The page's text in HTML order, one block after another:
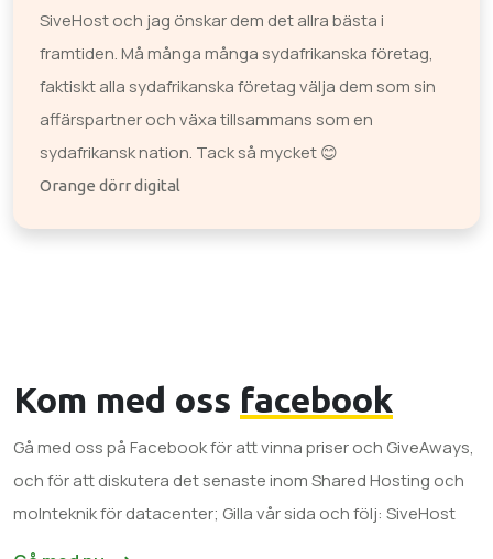
SiveHost och jag önskar dem det allra bästa i
framtiden. Må många många sydafrikanska företag,
faktiskt alla sydafrikanska företag välja dem som sin
affärspartner och växa tillsammans som en
sydafrikansk nation. Tack så mycket 😊
Orange dörr digital
Kom med oss facebook
Gå med oss ​​på Facebook för att vinna priser och GiveAways,
och för att diskutera det senaste inom Shared Hosting och
molnteknik för datacenter; Gilla vår sida och följ: SiveHost